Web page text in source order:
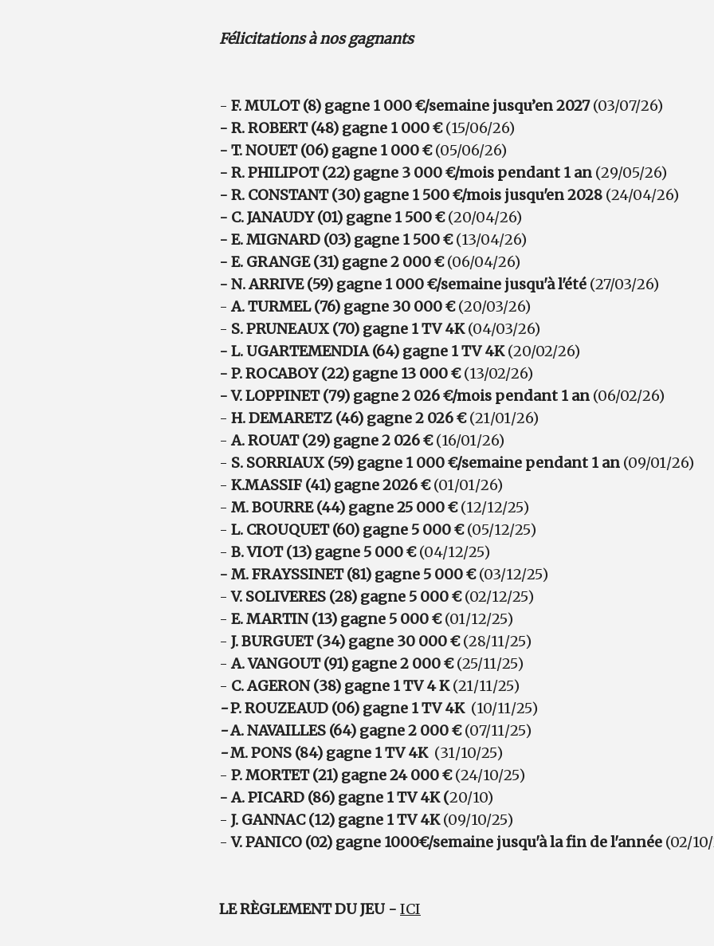
Félicitations à nos gagnants
- F. MULOT (8) gagne 1 000 €/semaine jusqu’en 2027(03/07/26)
- R. ROBERT (48) gagne 1 000 €(15/06/26)
- T. NOUET (06) gagne 1 000 €(05/06/26)
- R. PHILIPOT (22) gagne 3 000 €/mois pendant 1 an (29/05/26)
- R. CONSTANT (30) gagne 1 500 €/mois jusqu'en 2028 (24/04/26)
- C. JANAUDY (01) gagne 1 500 €(20/04/26)
- E. MIGNARD (03) gagne 1 500 €(13/04/26)
- E. GRANGE (31) gagne 2 000 €(06/04/26)
- N. ARRIVE (59) gagne 1 000 €/semaine jusqu'à l'été (27/03/26)
-A. TURMEL (76) gagne 30 000 €(20/03/26)
- S. PRUNEAUX (70) gagne 1 TV 4K(04/03/26)
- L. UGARTEMENDIA (64) gagne 1 TV 4K(20/02/26)
- P. ROCABOY (22) gagne 13 000 €(13/02/26)
- V. LOPPINET (79) gagne 2 026 €/mois pendant 1 an (06/02/26)
- H. DEMARETZ (46) gagne 2 026 €(21/01/26)
-A. ROUAT (29) gagne 2 026 €(16/01/26)
- S. SORRIAUX (59) gagne 1 000 €/semaine pendant 1 an (09/01/26)
- K.MASSIF (41) gagne 2026 €(01/01/26)
- M. BOURRE (44) gagne 25 000 €(12/12/25)
- L. CROUQUET (60) gagne 5 000 €(05/12/25)
- B. VIOT (13) gagne 5 000 €(04/12/25)
- M. FRAYSSINET (81) gagne 5 000 €(03/12/25)
-V. SOLIVERES (28) gagne 5 000 €(02/12/25)
- E. MARTIN (13) gagne 5 000 €(01/12/25)
- J. BURGUET (34) gagne 30 000 €(28/11/25)
-A. VANGOUT (91) gagne 2 000 €(25/11/25)
- C. AGERON (38) gagne 1 TV 4 K(21/11/25)
-P. ROUZEAUD (06) gagne 1 TV 4K (10/11/25)
-A. NAVAILLES (64) gagne 2 000 €(07/11/25)
-M. PONS (84) gagne 1 TV 4K (31/10/25)
- P. MORTET (21) gagne 24 000 €(24/10/25)
- A. PICARD (86) gagne 1 TV 4K (20/10)
- J. GANNAC (12) gagne 1 TV 4K(09/10/25)
-V. PANICO (02) gagne 1000€/semaine jusqu'à la fin de l'année (02/
LE RÈGLEMENT DU JEU - ICI